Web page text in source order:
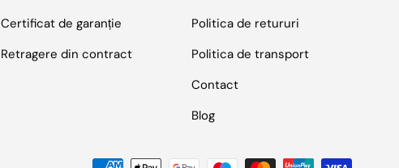
Certificat de garanție
Retragere din contract
Politica de retururi
Politica de transport
Contact
Blog